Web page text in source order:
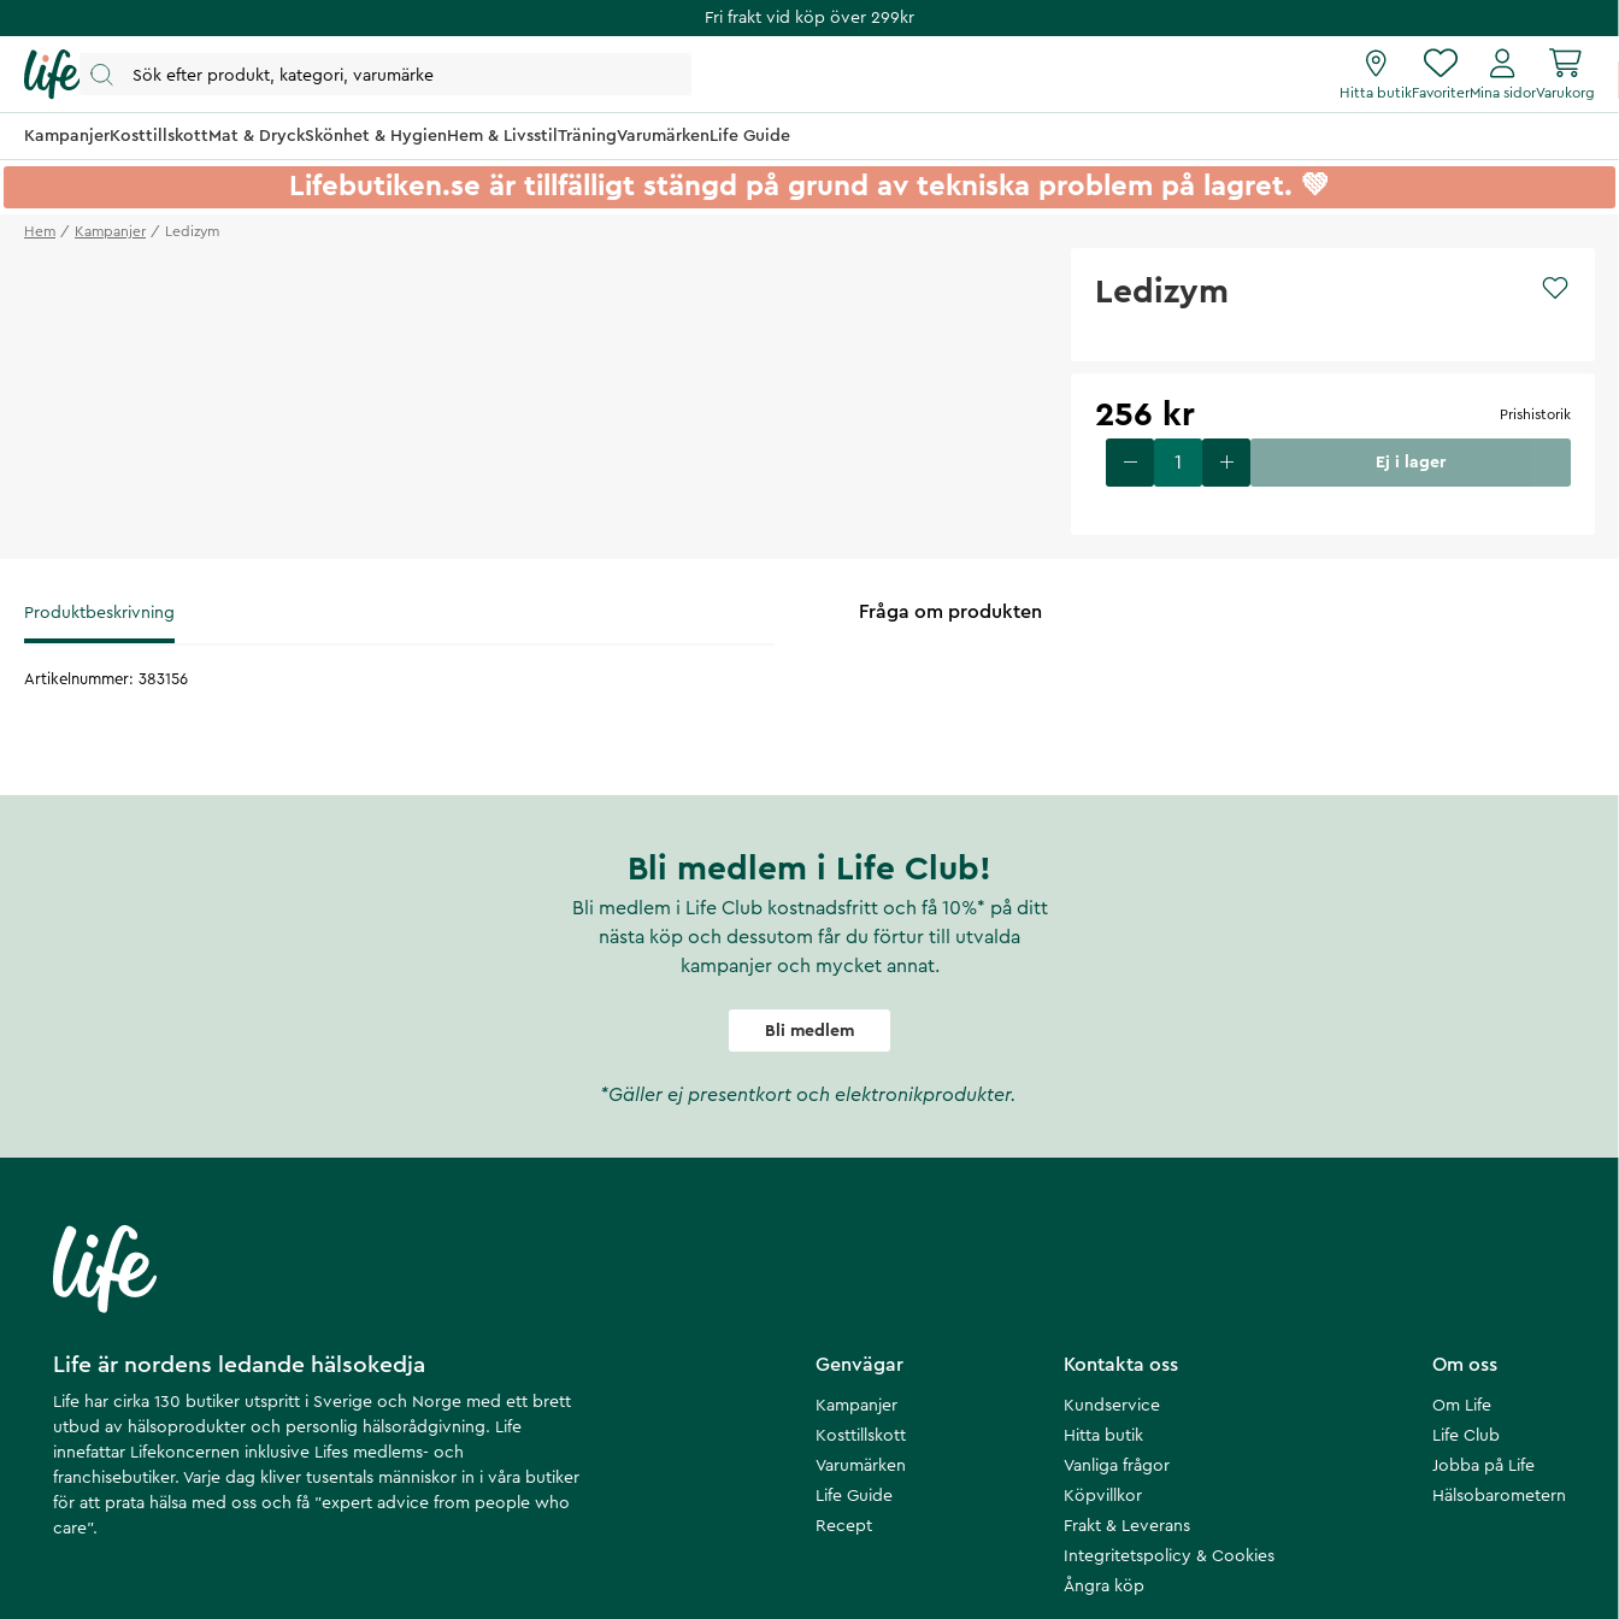
Fri frakt vid köp över 299kr
Hitta butikFavoriterMina sidorVarukorg
KampanjerKosttillskottMat & DryckSkönhet & HygienHem & Livsstil TräningVarumärkenLife Guide
Lifebutiken.se är tillfälligt stängd på grund av tekniska problem på lagret. 💚
Hem Kampanjer Ledizym
Ledizym
256 kr Prishistorik
Ej i lager
Produktbeskrivning
Artikelnummer: 383156
Fråga om produkten
Bli medlem i Life Club!
Bli medlem i Life Club kostnadsfritt och få 10%* på ditt
nästa köp och dessutom får du förtur till utvalda
kampanjer och mycket annat.
Bli medlem
*Gäller ej presentkort och elektronikprodukter.
Life är nordens ledande hälsokedja
Life har cirka 130 butiker utspritt i Sverige och Norge med ett brett
utbud av hälsoprodukter och personlig hälsorådgivning. Life
innefattar Lifekoncernen inklusive Lifes medlems- och
franchisebutiker. Varje dag kliver tusentals människor in i våra butiker
för att prata hälsa med oss och få ”expert advice from people who
care”.
Om oss
Om Life
Life Club
Jobba på Life
Hälsobarometern
Kontakta oss
Kundservice
Hitta butik
Vanliga frågor
Köpvillkor
Frakt & Leverans
Integritetspolicy & Cookies
Ångra köp
Genvägar
Kampanjer
Kosttillskott
Varumärken
Life Guide
Recept